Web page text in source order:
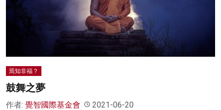
焉知非福？
鼓舞之夢
作者: 覺智國際基金會 2021-06-20